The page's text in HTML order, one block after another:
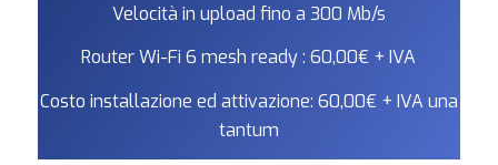
Velocità in upload fino a 300 Mb/s
Router Wi-Fi 6 mesh ready : 60,00€ + IVA
Costo installazione ed attivazione: 60,00€ + IVA una
tantum